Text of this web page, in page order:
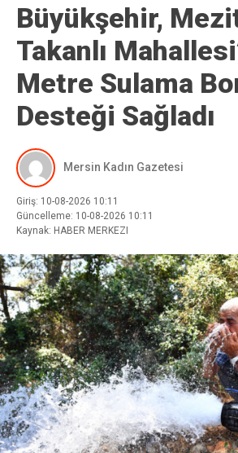
Büyükşehir,
Takanlı
Metre Sulama
Desteği Sağladı
Mersin Kadın Gazetesi
Giriş: 10-08-2026 10:11
Güncelleme: 10-08-2026 10:11
Kaynak: HABER MERKEZI